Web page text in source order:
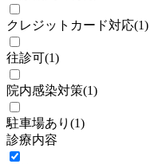
クレジットカード対応(1)
往診可(1)
院内感染対策(1)
駐車場あり (1)
診療内容